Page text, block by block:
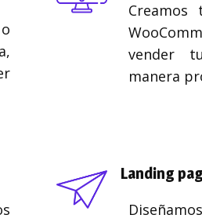
Creamos
vender
manera
Landing